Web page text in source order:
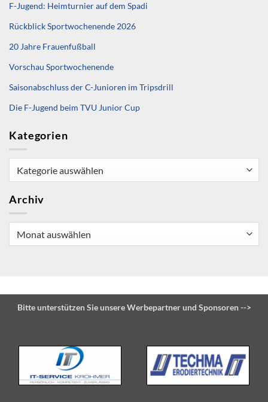
F-Jugend: Heimturnier auf dem Spadi
Rückblick Sportwochenende 2026
20 Jahre Frauenfußball
Vorschau Sportwochenende
Saisonabschluss der C-Junioren im Tripsdrill
Die F-Jugend beim TVU Junior Cup
Kategorien
Archiv
Bitte unterstützen Sie unsere Werbepartner und Sponsoren -->